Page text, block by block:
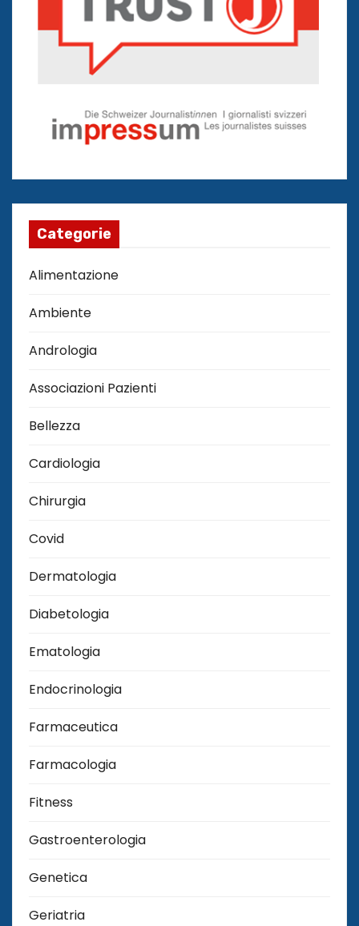
Categorie
Alimentazione
Ambiente
Andrologia
Associazioni Pazienti
Bellezza
Cardiologia
Chirurgia
Covid
Dermatologia
Diabetologia
Ematologia
Endocrinologia
Farmaceutica
Farmacologia
Fitness
Gastroenterologia
Genetica
Geriatria